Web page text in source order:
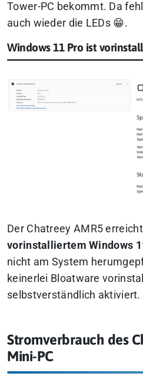
Tower-PC bekommt. Da
auch wieder die LEDs 😁.
Windows 11 Pro ist
Der Chatreey AMR5
vorinstalliertem Windows
nicht am System
keinerlei Bloatware
selbstverständlich aktiviert.
Stromverbrauch des
Mini-PC